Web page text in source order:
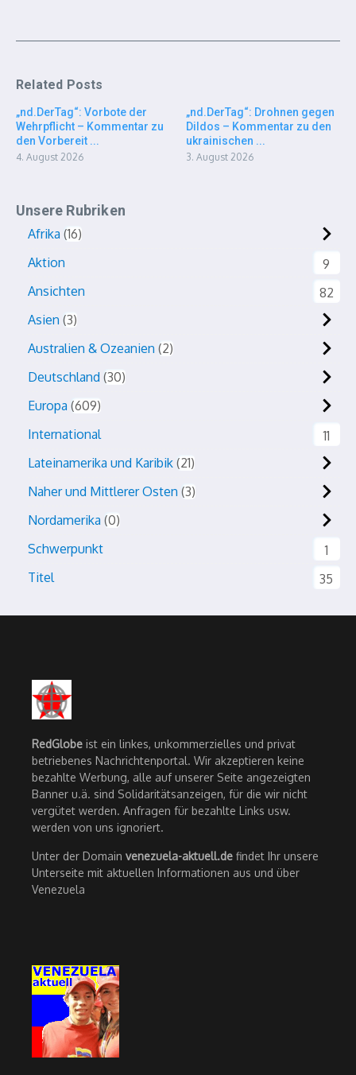
Related Posts
„nd.DerTag“: Vorbote der
Wehrpflicht – Kommentar zu
den Vorbereit ...
4. August 2026
„nd.DerTag“: Drohnen gegen
Dildos – Kommentar zu den
ukrainischen ...
3. August 2026
Unsere Rubriken
Afrika 16
Aktion
9
Ansichten
82
Asien 3
Australien & Ozeanien 2
Deutschland 30
Europa 609
International
11
Lateinamerika und Karibik 21
Naher und Mittlerer Osten 3
Nordamerika 0
Schwerpunkt
1
Titel
35
RedGlobe ist ein linkes, unkommerzielles und privat
betriebenes Nachrichtenportal. Wir akzeptieren keine
bezahlte Werbung, alle auf unserer Seite angezeigten
Banner u.ä. sind Solidaritätsanzeigen, für die wir nicht
vergütet werden. Anfragen für bezahlte Links usw.
werden von uns ignoriert.
Unter der Domain venezuela-aktuell.de findet Ihr unsere
Unterseite mit aktuellen Informationen aus und über
Venezuela